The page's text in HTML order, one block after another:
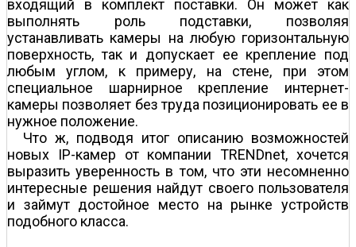
входящий в комплект поставки. Он может как
выполнять роль подставки, позволяя
устанавливать камеры на любую горизонтальную
поверхность, так и допускает ее крепление под
любым углом, к примеру, на стене, при этом
специальное шарнирное крепление интернет-
камеры позволяет без труда позиционировать ее в
нужное положение.
Что ж, подводя итог описанию возможностей
новых IP-камер от компании TRENDnet, хочется
выразить уверенность в том, что эти несомненно
интересные решения найдут своего пользователя
и займут достойное место на рынке устройств
подобного класса.